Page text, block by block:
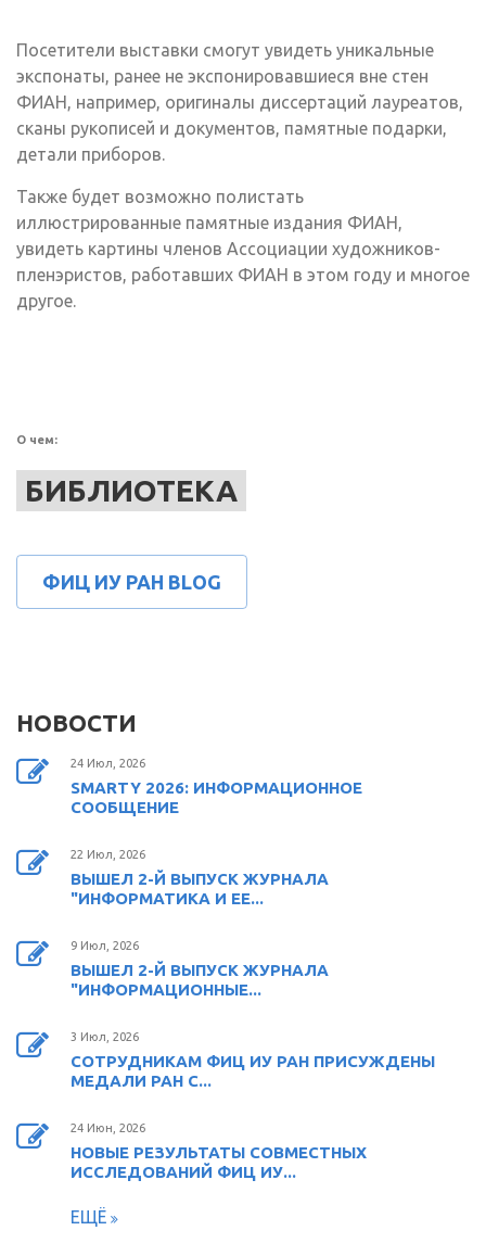
Посетители выставки смогут увидеть уникальные
экспонаты, ранее не экспонировавшиеся вне стен
ФИАН, например, оригиналы диссертаций лауреатов,
сканы рукописей и документов, памятные подарки,
детали приборов.
Также будет возможно полистать
иллюстрированные памятные издания ФИАН,
увидеть картины членов Ассоциации художников-
пленэристов, работавших ФИАН в этом году и многое
другое.
О чем:
БИБЛИОТЕКА
ФИЦ ИУ РАН BLOG
НОВОСТИ
24 Июл, 2026
SMARTY 2026: ИНФОРМАЦИОННОЕ
СООБЩЕНИЕ
22 Июл, 2026
ВЫШЕЛ 2-Й ВЫПУСК ЖУРНАЛА
"ИНФОРМАТИКА И ЕЕ...
9 Июл, 2026
ВЫШЕЛ 2-Й ВЫПУСК ЖУРНАЛА
"ИНФОРМАЦИОННЫЕ...
3 Июл, 2026
СОТРУДНИКАМ ФИЦ ИУ РАН ПРИСУЖДЕНЫ
МЕДАЛИ РАН С...
24 Июн, 2026
НОВЫЕ РЕЗУЛЬТАТЫ СОВМЕСТНЫХ
ИССЛЕДОВАНИЙ ФИЦ ИУ...
ЕЩЁ